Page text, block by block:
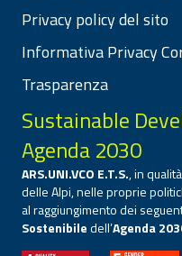
Privacy policy del sito
Informativa Privacy
Trasparenza
Sustainable
Agenda 2030
ARS.UNI.VCO E.T.S., in
delle Alpi, nelle proprie
al raggiungimento dei
Sostenibiledell’Agenda